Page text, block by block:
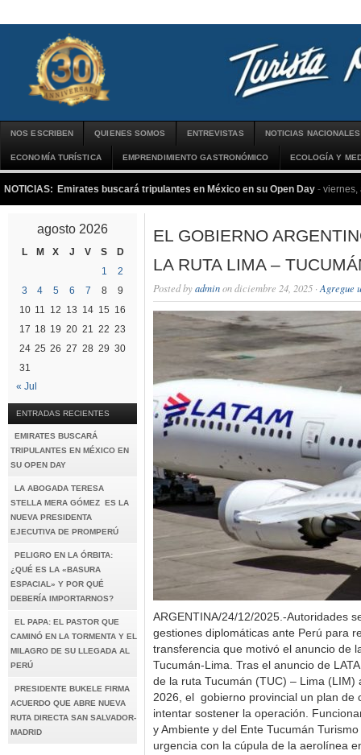
NOS ESCRIBEN QUIENES SOMOS ENTREVISTAS NOTICIAS NACIONALES
ECONOMÍA TURÍSTICA EMPRENDIMIENTO GASTRONÓMICO ECOLOGÍA Y
NOTICIAS: Emirates buscará tripulantes en México en su Open Day - viernes,
agosto 2026
L M X J V S
D
1
2
3
4 5 6 7 8
9
10 11 12 13 14 15 16
17 18 19 20 21 22 23
24 25 26 27 28 29 30
31
« Jul
ENTRADAS RECIENTES
EMIRATES BUSCARÁ
TRIPULANTES EN MÉXICO EN
SU OPEN DAY
LA ABOGADA TERESA
STELLA MERA GÓMEZ ES LA
NUEVA PRESIDENTA
EJECUTIVA DE PROMPERÚ
PELIGRO EN LA ÓRBITA:
¿QUÉ ES LA «BASURA
ESPACIAL» Y POR QUÉ
DEBERÍA IMPORTARNOS?
EL PAPA: EL PASTOR QUE
CAMINÓ EN LA TORMENTA Y EL
MILAGRO DE SU LLEGADA AL
PERÚ
PRESIDENTE BUKELE FIRMA
ACUERDO QUE ABRE NUEVA
RUTA DIRECTA SAN SALVADOR-
MADRID
EL GOBIERNO
LA RUTA LIMA –
Posted byadminon diciembre 24, 2025 · Agregue
ARGENTINA/24/12/2025.-Autoridades
gestiones diplomáticas ante Perú para
transferencia que motivó el anuncio de
Tucumán-Lima. Tras el anuncio de
de la ruta Tucumán (TUC) – Lima (LIM)
2026, el gobierno provincial un plan de
intentar sostener la operación.
y Ambiente y del Ente Tucumán
urgencia con la cúpula de la aerolínea